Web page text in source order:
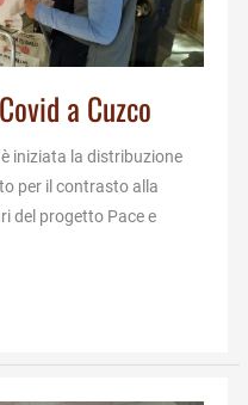
a Cuzco
iniziata la distribuzione
per il contrasto alla
del progetto Pace e